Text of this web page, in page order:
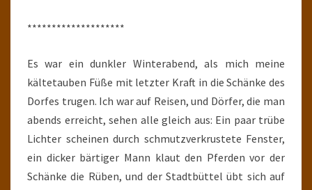
********************
Es war ein dunkler Winterabend, als mich meine
kältetauben Füße mit letzter Kraft in die Schänke des
Dorfes trugen. Ich war auf Reisen, und Dörfer, die man
abends erreicht, sehen alle gleich aus: Ein paar trübe
Lichter scheinen durch schmutzverkrustete Fenster,
ein dicker bärtiger Mann klaut den Pferden vor der
Schänke die Rüben, und der Stadtbüttel übt sich auf